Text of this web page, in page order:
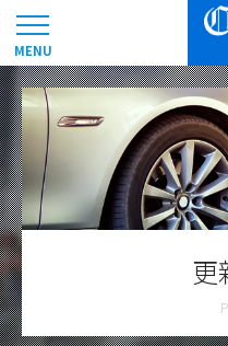
更